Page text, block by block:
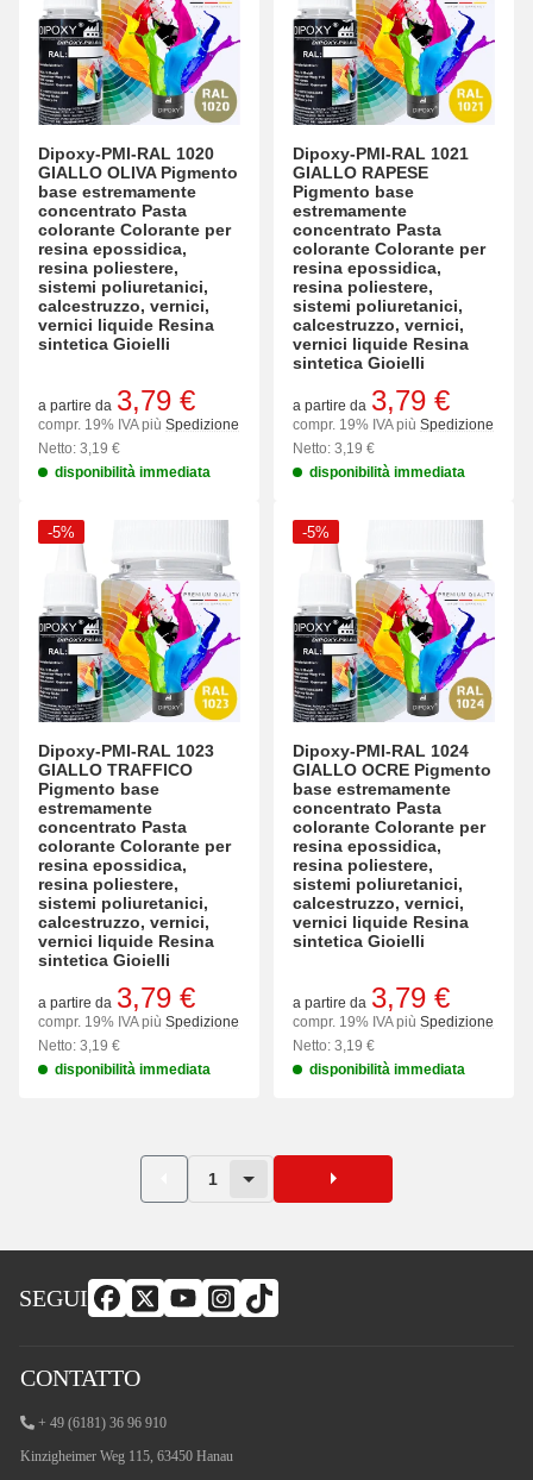
Dipoxy-PMI-RAL 1020
GIALLO OLIVA Pigmento
base estremamente
concentrato Pasta
colorante Colorante per
resina epossidica,
resina poliestere,
sistemi poliuretanici,
calcestruzzo, vernici,
vernici liquide Resina
sintetica Gioielli
a partire da 3,79 €
compr. 19% IVA più Spedizione
Netto: 3,19 €
disponibilità immediata
Dipoxy-PMI-RAL 1021
GIALLO RAPESE
Pigmento base
estremamente
concentrato Pasta
colorante Colorante per
resina epossidica,
resina poliestere,
sistemi poliuretanici,
calcestruzzo, vernici,
vernici liquide Resina
sintetica Gioielli
a partire da 3,79 €
compr. 19% IVA più Spedizione
Netto: 3,19 €
disponibilità immediata
-5%
Dipoxy-PMI-RAL 1023
GIALLO TRAFFICO
Pigmento base
estremamente
concentrato Pasta
colorante Colorante per
resina epossidica,
resina poliestere,
sistemi poliuretanici,
calcestruzzo, vernici,
vernici liquide Resina
sintetica Gioielli
a partire da 3,79 €
compr. 19% IVA più Spedizione
Netto: 3,19 €
disponibilità immediata
-5%
Dipoxy-PMI-RAL 1024
GIALLO OCRE Pigmento
base estremamente
concentrato Pasta
colorante Colorante per
resina epossidica,
resina poliestere,
sistemi poliuretanici,
calcestruzzo, vernici,
vernici liquide Resina
sintetica Gioielli
a partire da 3,79 €
compr. 19% IVA più Spedizione
Netto: 3,19 €
disponibilità immediata
1
SEGUI
CONTATTO
+ 49 (6181) 36 96 910
Kinzigheimer Weg 115, 63450 Hanau